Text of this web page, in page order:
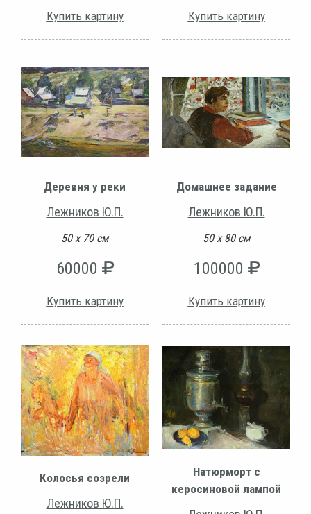
Купить картину Купить картину
Деревня у реки
Лежников Ю.П.
50 х 70 см
60000
Купить картину
Домашнее задание
Лежников Ю.П.
50 х 80 см
100000
Купить картину
Колосья созрели
Лежников Ю.П.
Натюрморт с
керосиновой лампой